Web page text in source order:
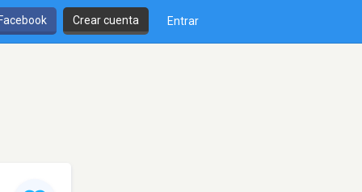
Crear cuenta Entrar